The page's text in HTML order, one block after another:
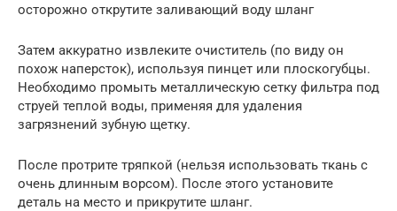
осторожно открутите заливающий воду шланг
Затем аккуратно извлеките очиститель (по виду он
похож наперсток), используя пинцет или плоскогубцы.
Необходимо промыть металлическую сетку фильтра под
струей теплой воды, применяя для удаления
загрязнений зубную щетку.
После протрите тряпкой (нельзя использовать ткань с
очень длинным ворсом). После этого установите
деталь на место и прикрутите шланг.